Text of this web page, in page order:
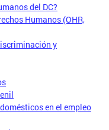
del DC?
Humanos (OHR,
y
en el empleo